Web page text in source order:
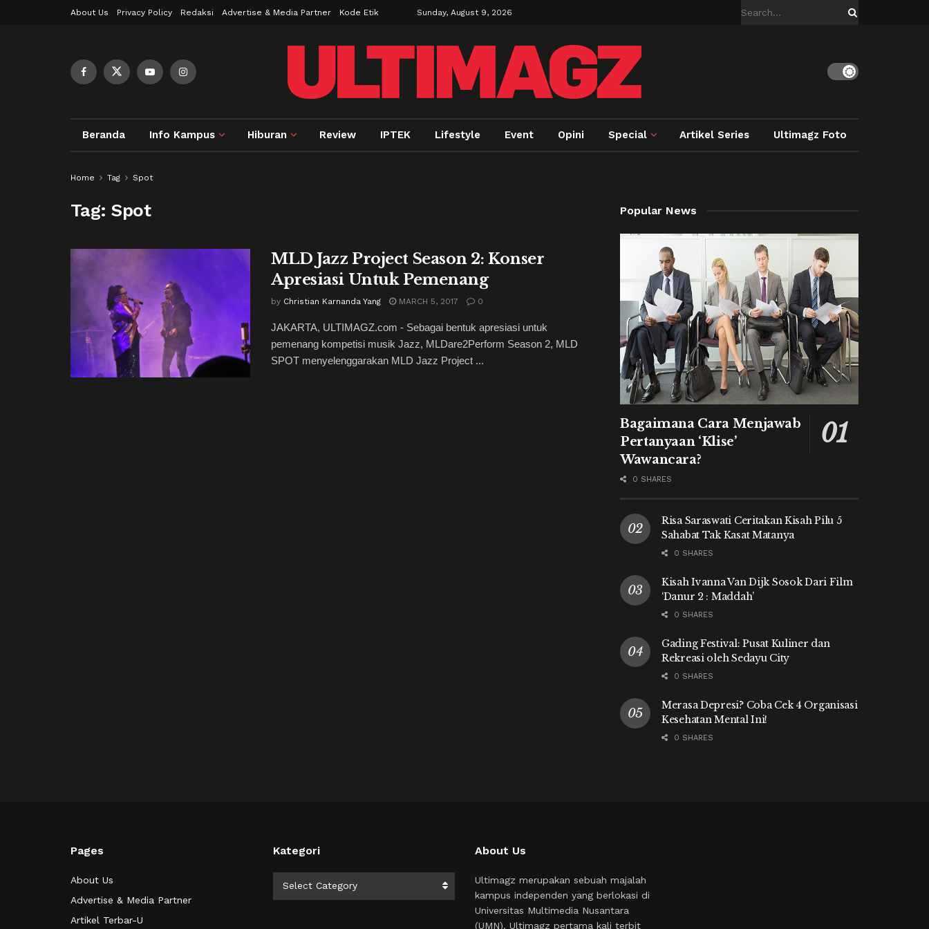
About Us Privacy Policy Redaksi Advertise & Media Partner Kode Etik Sunday, August 9, 2026
Beranda Info Kampus Hiburan Review IPTEK Lifestyle Event Opini Special Artikel Series Ultimagz Foto
Home Tag Spot
Tag:Spot
MLD Jazz Project Season 2: Konser
Apresiasi Untuk Pemenang
by Christian Karnanda Yang MARCH 5, 2017 0
JAKARTA, ULTIMAGZ.com - Sebagai bentuk apresiasi untuk
pemenang kompetisi musik Jazz, MLDare2Perform Season 2, MLD
SPOT menyelenggarakan MLD Jazz Project ...
Popular News
Bagaimana Cara Menjawab
Pertanyaan ‘Klise’
Wawancara?
0 SHARES
Risa Saraswati Ceritakan Kisah Pilu 5
Sahabat Tak Kasat Matanya
0 SHARES
Kisah Ivanna Van Dijk Sosok Dari Film
‘Danur 2 : Maddah’
0 SHARES
Gading Festival: Pusat Kuliner dan
Rekreasi oleh Sedayu City
0 SHARES
Merasa Depresi? Coba Cek 4 Organisasi
Kesehatan Mental Ini!
0 SHARES
Pages
About Us
Advertise & Media Partner
Artikel Terbar-U
Kategori
Select Category
About Us
Ultimagz merupakan sebuah majalah
kampus independen yang berlokasi di
Universitas Multimedia Nusantara
(UMN). Ultimagz pertama kali terbit